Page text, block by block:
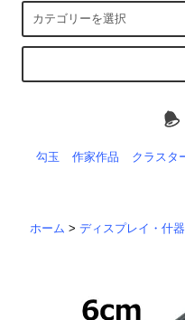
勾玉 作家作品 クラスタ
ホーム >ディスプレイ・什器